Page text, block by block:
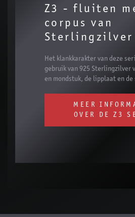
Z3 - fluiten
corpus van
Sterlingzilver
Het klankkarakter van deze
gebruik van 925 Sterlingzilver
en mondstuk, de lipplaat en de
MEER
OVER DE Z3